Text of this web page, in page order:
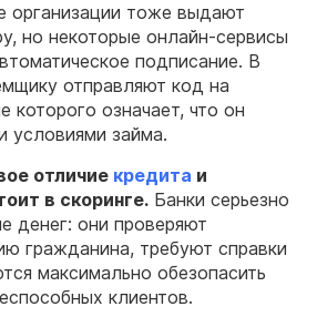
организации тоже выдают
но некоторые онлайн-сервисы
подписание. В
отправляют код на
которого означает, что он
условиями займа.
отличие кредита и
в скоринге. Банки серьезно
денег: они проверяют
гражданина, требуют справки
максимально обезопасить
клиентов.